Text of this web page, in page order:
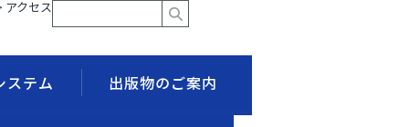
アクセス
ステム 出版物のご案内